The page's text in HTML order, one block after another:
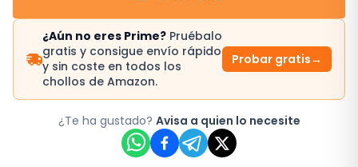
¿Aún no eres Prime? Pruébalo
gratis y consigue envío rápido
y sin coste en todos los
chollos de Amazon.
Probar gratis→
¿Te ha gustado? Avisa a quien lo necesite